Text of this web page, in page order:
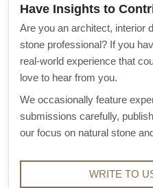
Have Insights to
Are you an architect, interior
stone professional? If you
real-world experience that
love to hear from you.
We occasionally feature
submissions carefully,
our focus on natural stone
WRITE TO